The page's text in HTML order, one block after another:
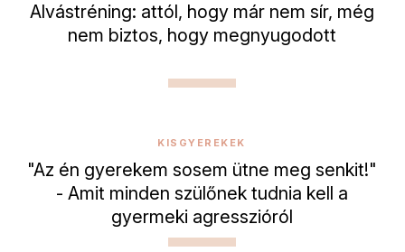
Alvástréning: attól, hogy már nem sír, még
nem biztos, hogy megnyugodott
KISGYEREKEK
"Az én gyerekem sosem ütne meg senkit!"
- Amit minden szülőnek tudnia kell a
gyermeki agresszióról